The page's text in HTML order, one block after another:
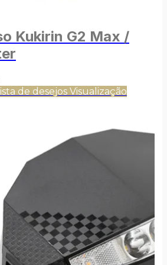
Kukirin G2 Max /
de desejos Visualização